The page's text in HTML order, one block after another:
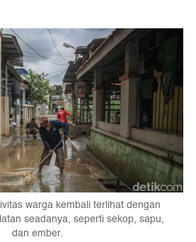
warga kembali terlihat dengan
seadanya, seperti sekop, sapu,
dan ember.